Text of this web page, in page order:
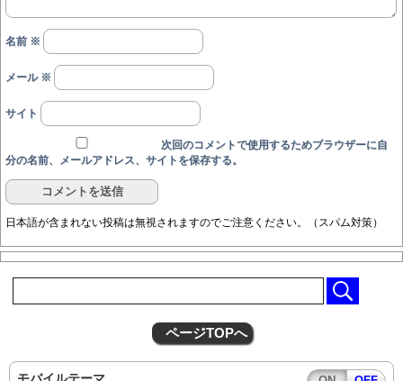
名前 ※
メール ※
サイト
次回のコメントで使用するためブラウザーに自
分の名前、メールアドレス、サイトを保存する。
日本語が含まれない投稿は無視されますのでご注意ください。（スパム対策）
ページTOPへ